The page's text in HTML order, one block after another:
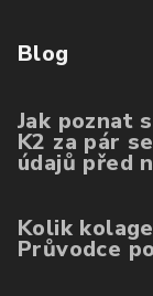
Blog
Jak poznat
K2 za pár
údajů před
Kolik
Průvodce